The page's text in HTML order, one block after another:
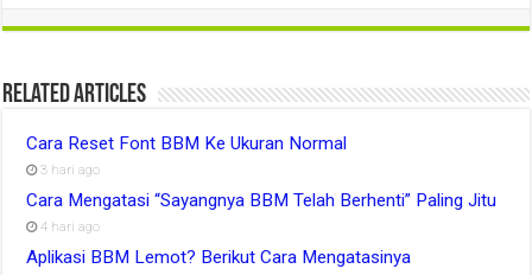
Related Articles
Cara Reset Font BBM Ke Ukuran Normal
3 hari ago
Cara Mengatasi “Sayangnya BBM Telah Berhenti” Paling Jitu
4 hari ago
Aplikasi BBM Lemot? Berikut Cara Mengatasinya